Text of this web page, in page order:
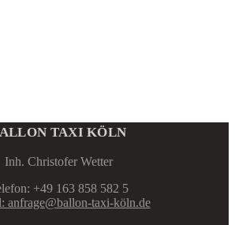
TAXI KÖLN
Inh. Christofer Wetter
+49 163 858 582 5
anfrage@ballon-taxi-köln.de